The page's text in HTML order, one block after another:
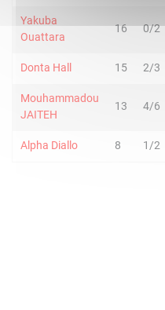
Yakuba
Ouattara
16 0/2
Donta Hall 15 2/3
Mouhammadou
JAITEH
13 4/6
Alpha Diallo 8 1/2